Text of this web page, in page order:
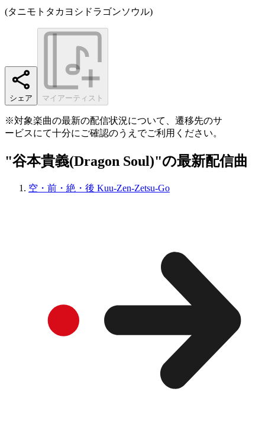
(タニモトタカヨシドラゴンソウル)
シェア マイアーティスト
※対象楽曲の最新の配信状況について、遷移先のサ
ービスにて十分にご確認のうえでご利用ください。
"谷本貴義(Dragon Soul)"の最新配信曲
空・前・絶・後 Kuu-Zen-Zetsu-Go